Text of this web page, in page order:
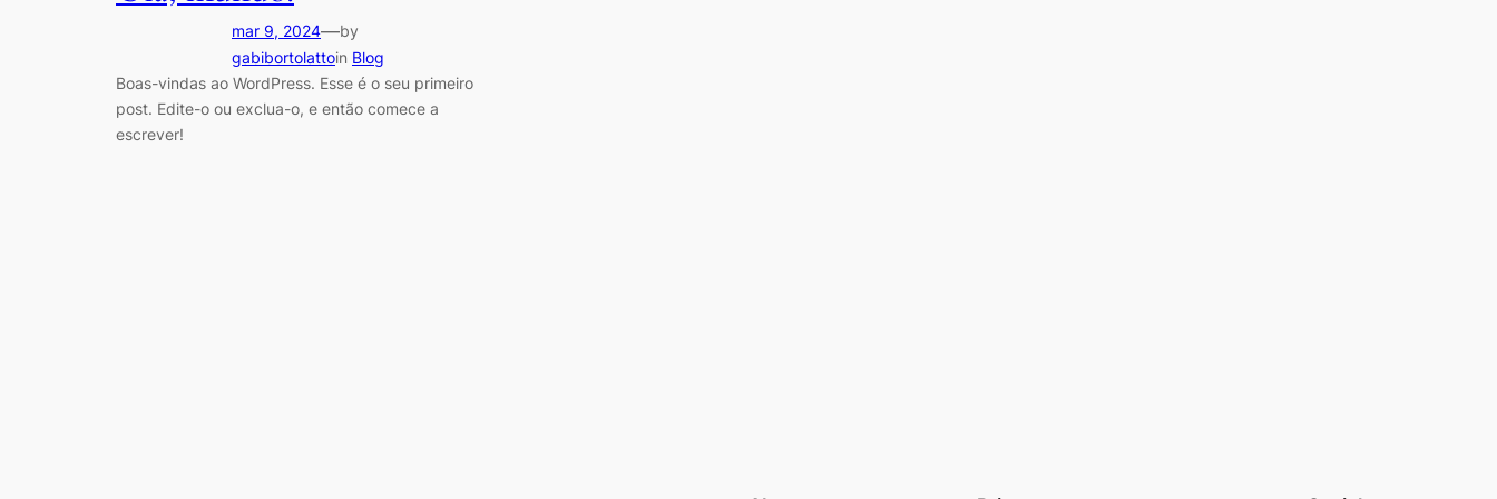
mar 9, 2024—by
gabibortolattoin Blog
Boas-vindas ao WordPress. Esse é o seu primeiro
post. Edite-o ou exclua-o, e então comece a
escrever!